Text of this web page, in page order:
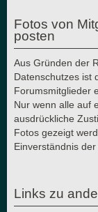
Fotos von
posten
Aus Gründen der
Datenschutzes ist
Forumsmitglieder
Nur wenn alle auf
ausdrückliche
Fotos gezeigt
Einverständnis
Links zu